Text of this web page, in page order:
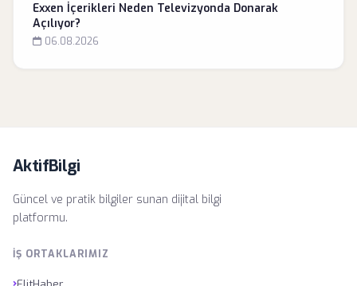
Exxen İçerikleri Neden Televizyonda Donarak
Açılıyor?
06.08.2026
AktifBilgi
Güncel ve pratik bilgiler sunan dijital bilgi
platformu.
İŞ ORTAKLARIMIZ